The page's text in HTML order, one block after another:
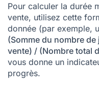
Pour calculer la durée
vente, utilisez cette
donnée (par exemple,
(Somme du nombre
vente) / (Nombre total
vous donne un
progrès.